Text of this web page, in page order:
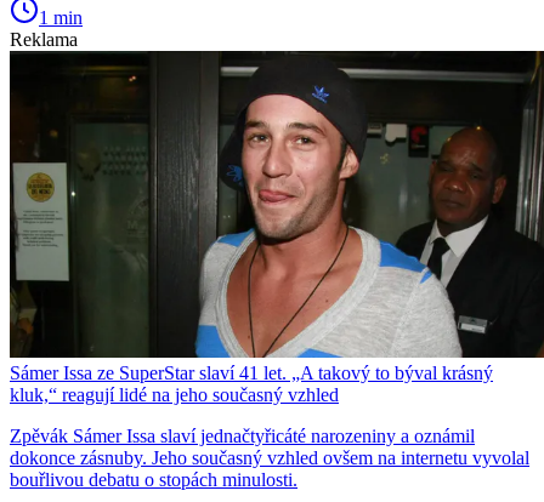
1 min
Reklama
Sámer Issa ze SuperStar slaví 41 let. „A takový to býval krásný
kluk,“ reagují lidé na jeho současný vzhled
Zpěvák Sámer Issa slaví jednačtyřicáté narozeniny a oznámil
dokonce zásnuby. Jeho současný vzhled ovšem na internetu vyvolal
bouřlivou debatu o stopách minulosti.